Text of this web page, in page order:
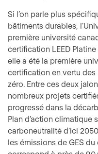
Si l’on parle plus
bâtiments durables,
première université
certification LEED
elle a été la première
certification en vertu
zéro. Entre ces deux
nombreux projets
progressé dans la
Plan d’action climatique
carboneutralité d’ici
les émissions de GES du